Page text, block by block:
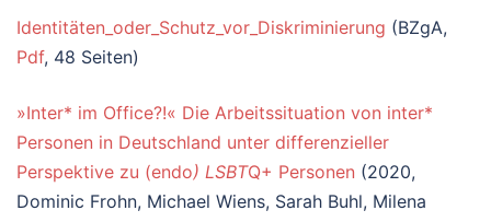
Identitäten_oder_Schutz_vor_Diskriminierung (BZgA,
Pdf, 48 Seiten)
»Inter* im Office?!« Die Arbeitssituation von inter*
Personen in Deutschland unter differenzieller
Perspektive zu (endo) LSBTQ+ Personen (2020,
Dominic Frohn, Michael Wiens, Sarah Buhl, Milena